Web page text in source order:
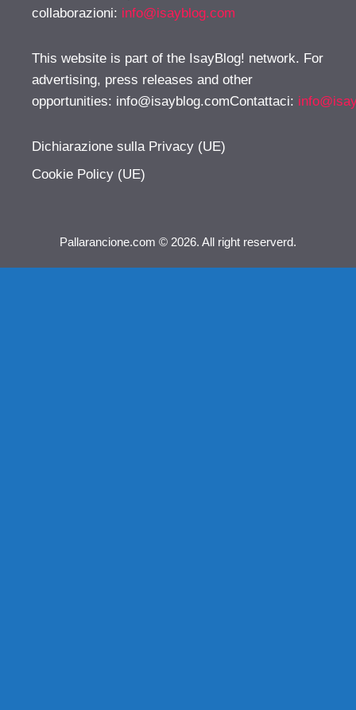
collaborazioni: info@isayblog.com
This website is part of the IsayBlog! network. For
advertising, press releases and other
opportunities: info@isayblog.comContattaci:
Dichiarazione sulla Privacy (UE)
Cookie Policy (UE)
Pallarancione.com © 2026. All right reserverd.